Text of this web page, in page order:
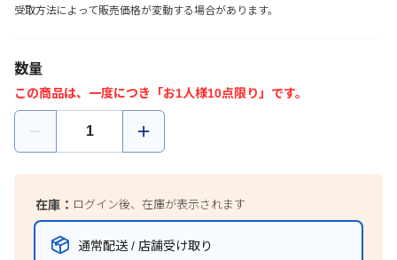
受取方法によって販売価格が変動する場合があります。
数量
この商品は、一度につき「お1人様10点限り」です。
在庫： ログイン後、在庫が表示されます
通常配送 / 店舗受け取り